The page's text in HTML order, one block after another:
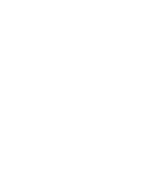
)で絞り込む